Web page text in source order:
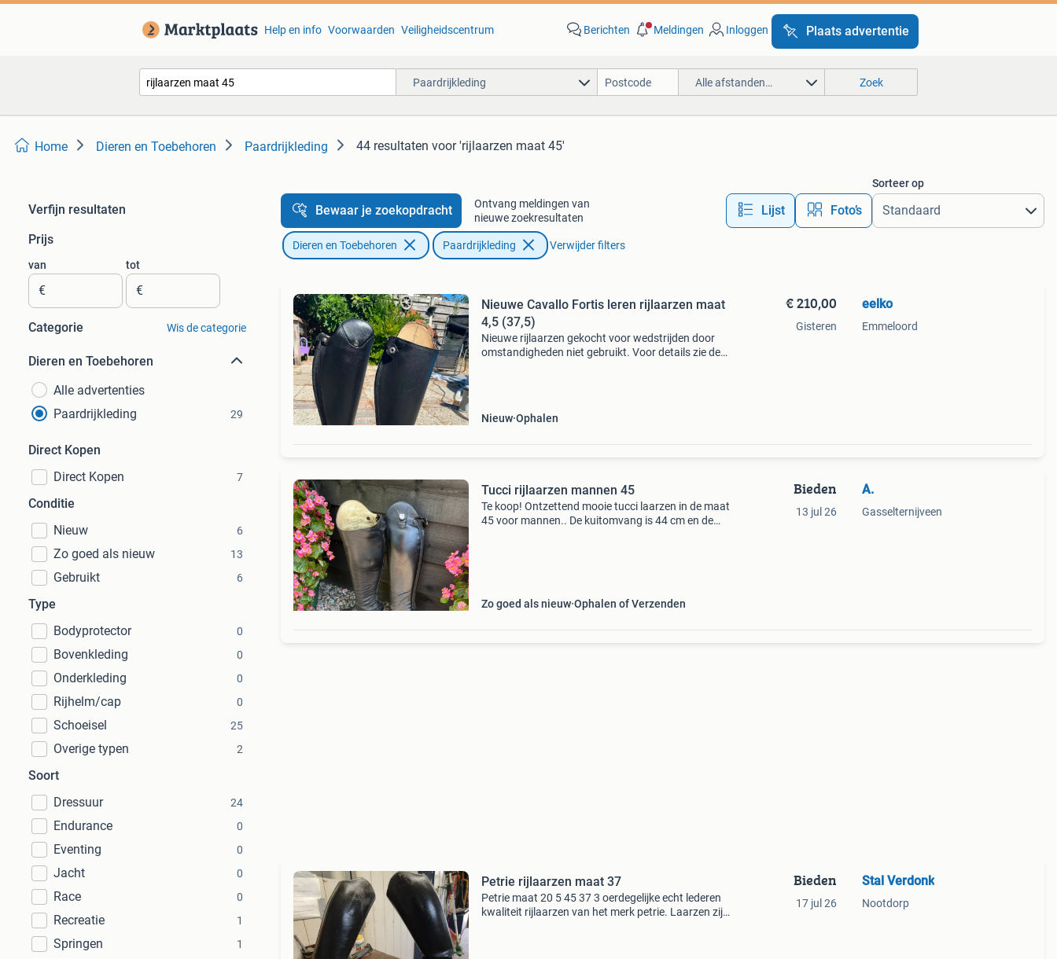
Help en info Voorwaarden Veiligheidscentrum Berichten Meldingen Inloggen Plaats advertentie
Paardrijkleding Alle afstanden… Zoek
Home Dieren en Toebehoren Paardrijkleding 44 resultaten voor 'rijlaarzen maat 45'
Verfijn resultaten
Prijs
van
€
tot
€
Categorie Wis de categorie
Dieren en Toebehoren
Alle advertenties
Paardrijkleding
29
Direct Kopen
Direct Kopen
7
Conditie
Nieuw
6
Zo goed als nieuw 13
Gebruikt 6
Type
Bodyprotector
0
Bovenkleding 0
Onderkleding 0
Rijhelm/cap 0
Schoeisel 25
Overige typen 2
Soort
Dressuur
24
Endurance 0
Eventing 0
Jacht 0
Race 0
Recreatie 1
Springen 1
Bewaar je zoekopdracht
Ontvang meldingen van
nieuwe zoekresultaten
Lijst Foto’s
Sorteer op
Dieren en Toebehoren Paardrijkleding Verwijder filters
Nieuwe Cavallo Fortis leren rijlaarzen maat
4,5 (37,5)
Nieuwe rijlaarzen gekocht voor wedstrijden door
omstandigheden niet gebruikt. Voor details zie de
Nieuw Ophalen
€ 210,00
Gisteren
eelko
Emmeloord
Tucci rijlaarzen mannen 45
Te koop! Ontzettend mooie tucci laarzen in de maat
45 voor mannen.. De kuitomvang is 44 cm en de
Zo goed als nieuw Ophalen of Verzenden
Bieden
13 jul 26
A.
Gasselternijveen
Petrie rijlaarzen maat 37
Petrie maat 20 5 45 37 3 oerdegelijke echt lederen
kwaliteit rijlaarzen van het merk petrie. Laarzen zijn
Bieden
17 jul 26
Stal Verdonk
Nootdorp